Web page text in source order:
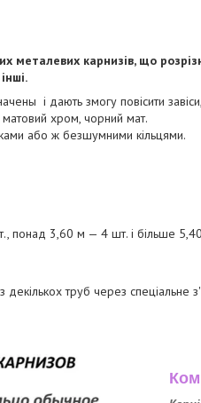
металевих карнизів, що
і дають змогу повісити
матовий хром, чорний мат.
або ж безшумними кільцями.
понад 3,60 м — 4 шт. і більше
з декількох труб через